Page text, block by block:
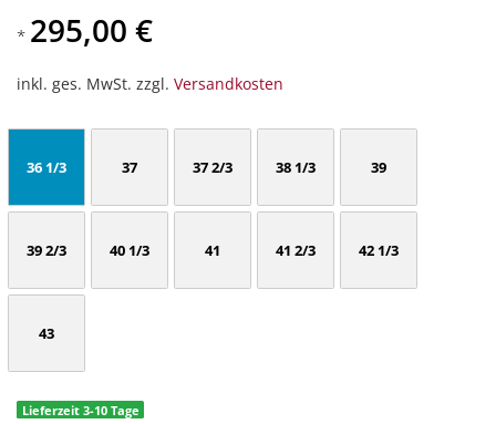
* 295,00 €
inkl. ges. MwSt. zzgl. Versandkosten
36 1/3 37 37 2/3 38 1/3 39
39 2/3 40 1/3 41 41 2/3 42 1/3
43
Lieferzeit 3-10 Tage